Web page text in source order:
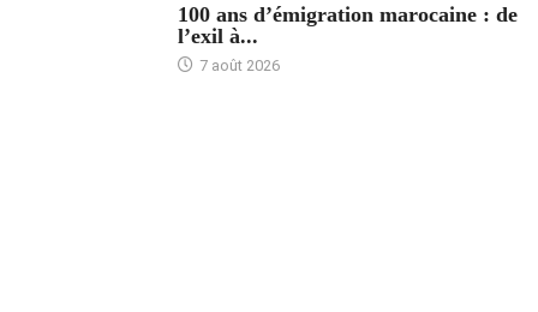
100 ans d’émigration marocaine : de
l’exil à...
7 août 2026